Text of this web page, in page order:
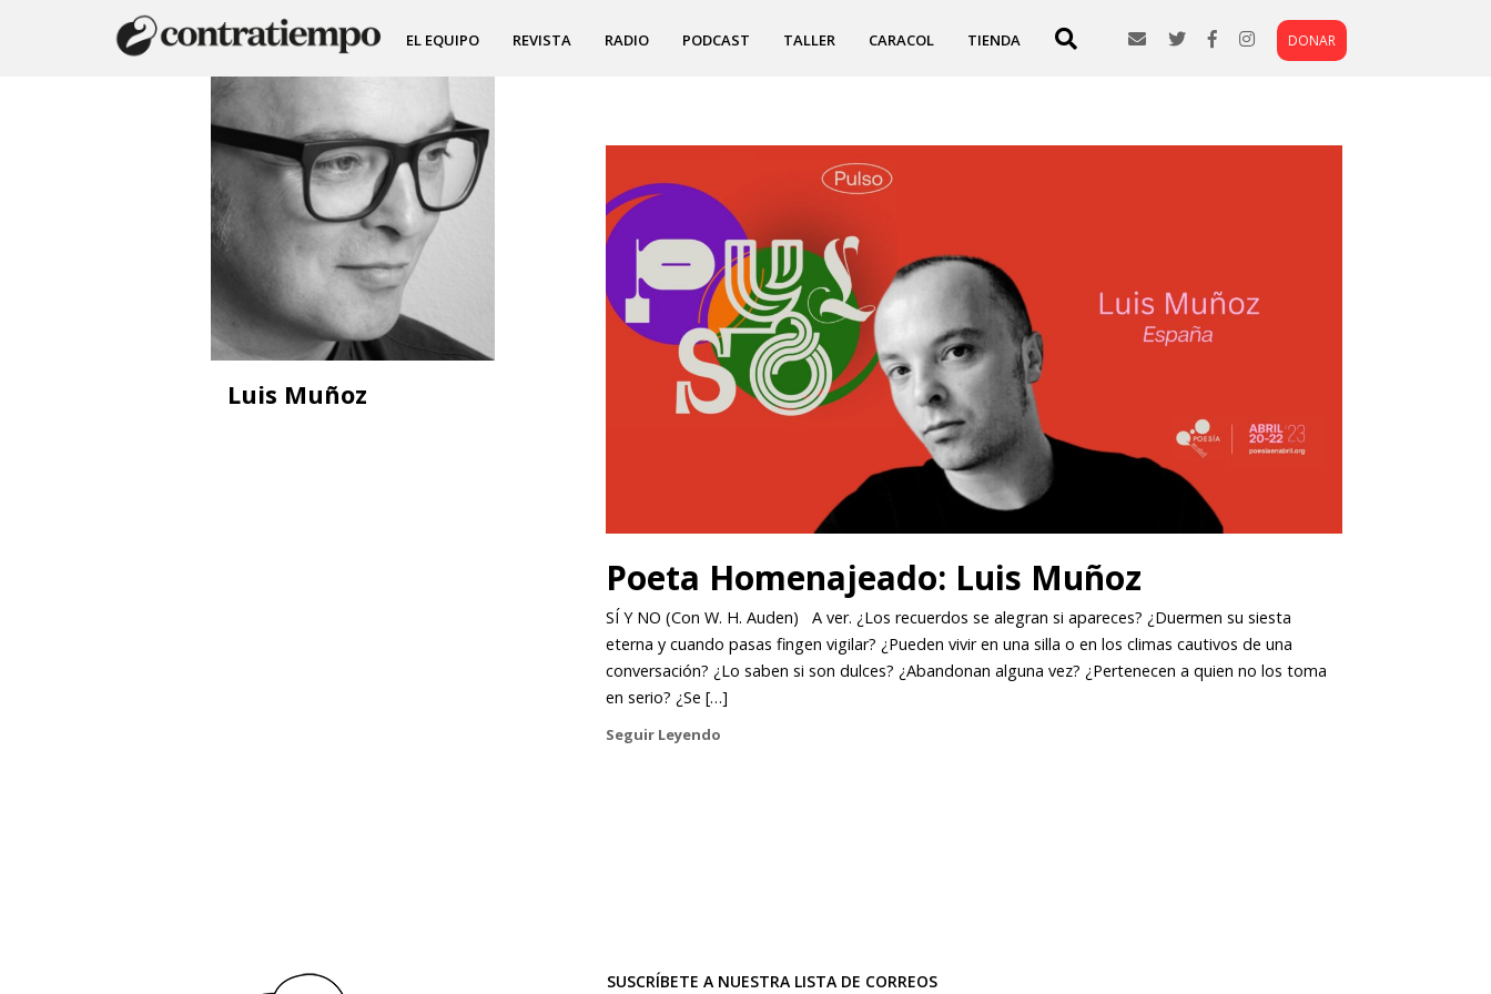
EL EQUIPO REVISTA RADIO PODCAST TALLER CARACOL TIENDA DONAR
Luis Muñoz
Poeta Homenajeado: Luis Muñoz
SÍ Y NO (Con W. H. Auden) A ver. ¿Los recuerdos se alegran si apareces? ¿Duermen su siesta
eterna y cuando pasas fingen vigilar? ¿Pueden vivir en una silla o en los climas cautivos de una
conversación? ¿Lo saben si son dulces? ¿Abandonan alguna vez? ¿Pertenecen a quien no los toma
en serio? ¿Se […]
Seguir Leyendo
SUSCRÍBETE A NUESTRA LISTA DE CORREOS